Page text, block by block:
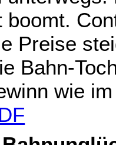
boomt.
Preise
Bahn-
wie